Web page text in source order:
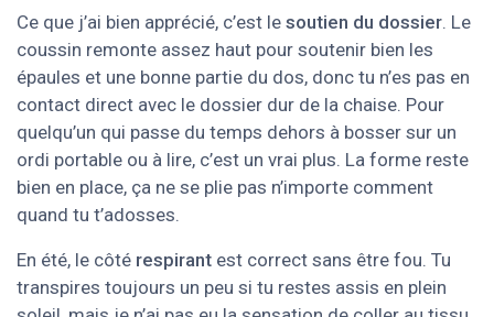
Ce que j’ai bien apprécié, c’est le soutien du dossier. Le
coussin remonte assez haut pour soutenir bien les
épaules et une bonne partie du dos, donc tu n’es pas en
contact direct avec le dossier dur de la chaise. Pour
quelqu’un qui passe du temps dehors à bosser sur un
ordi portable ou à lire, c’est un vrai plus. La forme reste
bien en place, ça ne se plie pas n’importe comment
quand tu t’adosses.
En été, le côté respirant est correct sans être fou. Tu
transpires toujours un peu si tu restes assis en plein